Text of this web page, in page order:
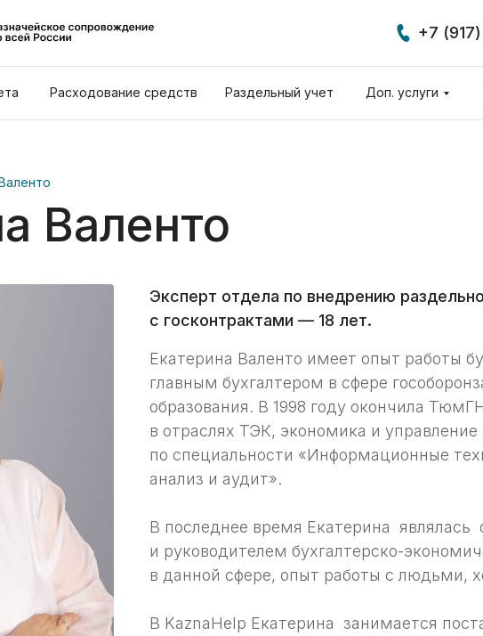
+7
Расходование средств Раздельный учет Доп. услуги
Валенто
Эксперт отдела по внедрению
с госконтрактами — 18 лет.
Екатерина Валенто имеет опыт работы
главным бухгалтером в сфере
образования. В 1998 году окончила
в отраслях ТЭК, экономика и
по специальности «Информационные
анализ и аудит».
В последнее время Екатерина
и руководителем бухгалтерско-
в данной сфере, опыт работы с людьми,
В KaznaHelp Екатерина занимается